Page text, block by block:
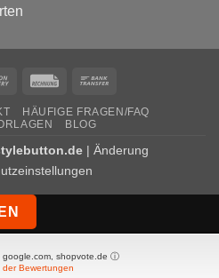
Cash
Delivery
Rechung
HÄUFIGE FRAGEN/FAQ
BLOG
| Änderung
google.com, shopvote.de ⓘ
Bewertungen